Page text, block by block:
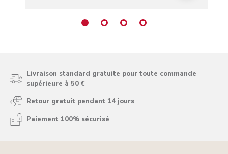
Livraison standard gratuite pour toute commande
supérieure à 50 €
Retour gratuit pendant 14 jours
Paiement 100% sécurisé